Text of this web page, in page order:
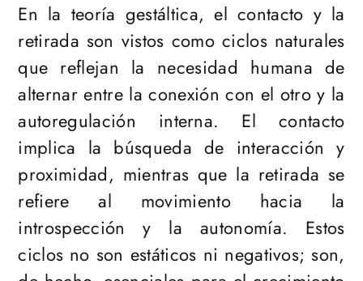
En la teoría gestáltica, el contacto y la
retirada son vistos como ciclos naturales
que reflejan la necesidad humana de
alternar entre la conexión con el otro y la
autoregulación interna. El contacto
implica la búsqueda de interacción y
proximidad, mientras que la retirada se
refiere al movimiento hacia la
introspección y la autonomía. Estos
ciclos no son estáticos ni negativos; son,